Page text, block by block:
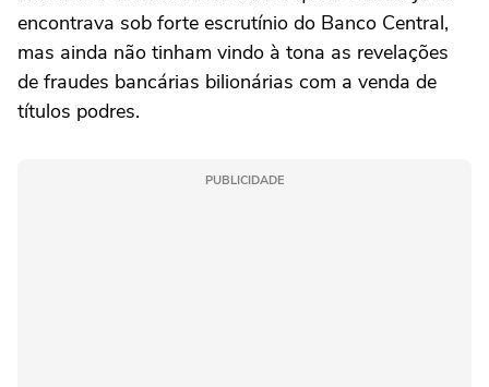
encontrava sob forte escrutínio do Banco Central,
mas ainda não tinham vindo à tona as revelações
de fraudes bancárias bilionárias com a venda de
títulos podres.
PUBLICIDADE